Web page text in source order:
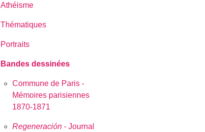
Athéisme
Thématiques
Portraits
Bandes dessinées
Commune de Paris -
Mémoires parisiennes
1870-1871
Regeneración - Journal